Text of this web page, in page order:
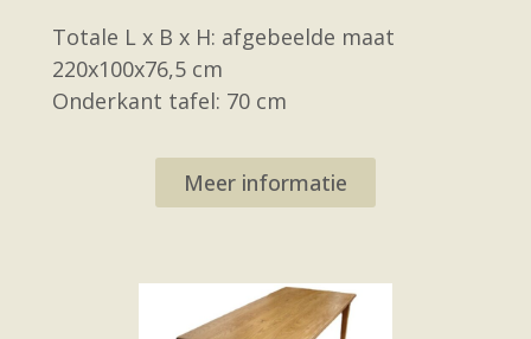
Totale L x B x H: afgebeelde maat
220x100x76,5 cm
Onderkant tafel: 70 cm
Meer informatie